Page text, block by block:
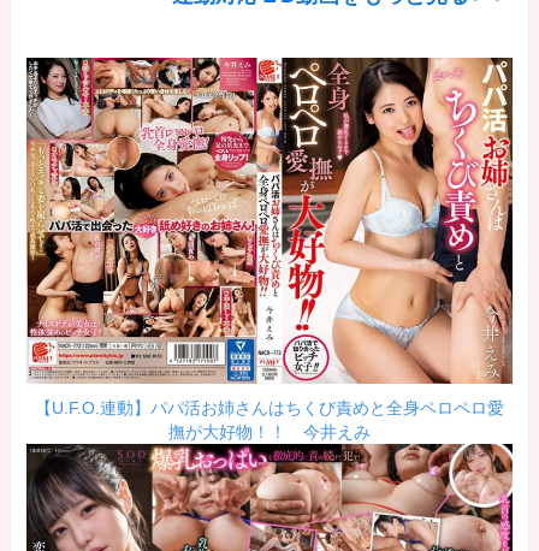
【U.F.O.連動】パパ活お姉さんはちくび責めと全身ペロペロ愛
撫が大好物！！ 今井えみ